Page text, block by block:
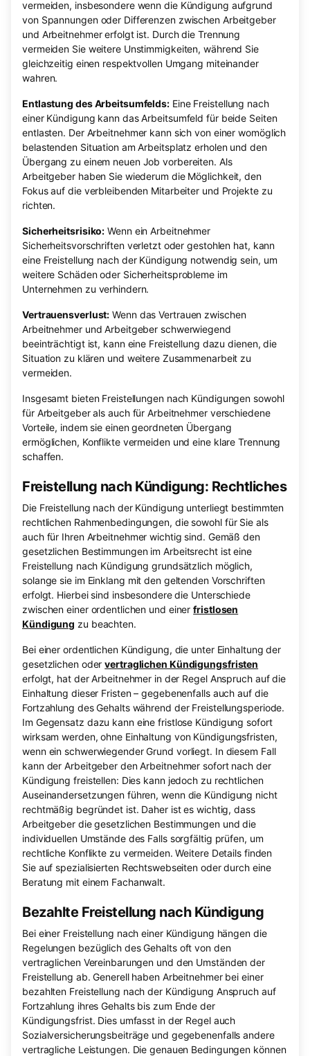
vermeiden, insbesondere wenn die Kündigung aufgrund
von Spannungen oder Differenzen zwischen Arbeitgeber
und Arbeitnehmer erfolgt ist. Durch die Trennung
vermeiden Sie weitere Unstimmigkeiten, während Sie
gleichzeitig einen respektvollen Umgang miteinander
wahren.
Entlastung des Arbeitsumfelds: Eine Freistellung nach
einer Kündigung kann das Arbeitsumfeld für beide Seiten
entlasten. Der Arbeitnehmer kann sich von einer womöglich
belastenden Situation am Arbeitsplatz erholen und den
Übergang zu einem neuen Job vorbereiten. Als
Arbeitgeber haben Sie wiederum die Möglichkeit, den
Fokus auf die verbleibenden Mitarbeiter und Projekte zu
richten.
Sicherheitsrisiko: Wenn ein Arbeitnehmer
Sicherheitsvorschriften verletzt oder gestohlen hat, kann
eine Freistellung nach der Kündigung notwendig sein, um
weitere Schäden oder Sicherheitsprobleme im
Unternehmen zu verhindern.
Vertrauensverlust: Wenn das Vertrauen zwischen
Arbeitnehmer und Arbeitgeber schwerwiegend
beeinträchtigt ist, kann eine Freistellung dazu dienen, die
Situation zu klären und weitere Zusammenarbeit zu
vermeiden.
Insgesamt bieten Freistellungen nach Kündigungen sowohl
für Arbeitgeber als auch für Arbeitnehmer verschiedene
Vorteile, indem sie einen geordneten Übergang
ermöglichen, Konflikte vermeiden und eine klare Trennung
schaffen.
Freistellung nach Kündigung: Rechtliches
Die Freistellung nach der Kündigung unterliegt bestimmten
rechtlichen Rahmenbedingungen, die sowohl für Sie als
auch für Ihren Arbeitnehmer wichtig sind. Gemäß den
gesetzlichen Bestimmungen im Arbeitsrecht ist eine
Freistellung nach Kündigung grundsätzlich möglich,
solange sie im Einklang mit den geltenden Vorschriften
erfolgt. Hierbei sind insbesondere die Unterschiede
zwischen einer ordentlichen und einerfristlosen
Kündigung zu beachten.
Bei einer ordentlichen Kündigung, die unter Einhaltung der
gesetzlichen odervertraglichen Kündigungsfristen
erfolgt, hat der Arbeitnehmer in der Regel Anspruch auf die
Einhaltung dieser Fristen – gegebenenfalls auch auf die
Fortzahlung des Gehalts während der Freistellungsperiode.
Im Gegensatz dazu kann eine fristlose Kündigung sofort
wirksam werden, ohne Einhaltung von Kündigungsfristen,
wenn ein schwerwiegender Grund vorliegt. In diesem Fall
kann der Arbeitgeber den Arbeitnehmer sofort nach der
Kündigung freistellen: Dies kann jedoch zu rechtlichen
Auseinandersetzungen führen, wenn die Kündigung nicht
rechtmäßig begründet ist. Daher ist es wichtig, dass
Arbeitgeber die gesetzlichen Bestimmungen und die
individuellen Umstände des Falls sorgfältig prüfen, um
rechtliche Konflikte zu vermeiden. Weitere Details finden
Sie auf spezialisierten Rechtswebseiten oder durch eine
Beratung mit einem Fachanwalt.
Bezahlte Freistellung nach Kündigung
Bei einer Freistellung nach einer Kündigung hängen die
Regelungen bezüglich des Gehalts oft von den
vertraglichen Vereinbarungen und den Umständen der
Freistellung ab. Generell haben Arbeitnehmer bei einer
bezahlten Freistellung nach der Kündigung Anspruch auf
Fortzahlung ihres Gehalts bis zum Ende der
Kündigungsfrist. Dies umfasst in der Regel auch
Sozialversicherungsbeiträge und gegebenenfalls andere
vertragliche Leistungen. Die genauen Bedingungen können